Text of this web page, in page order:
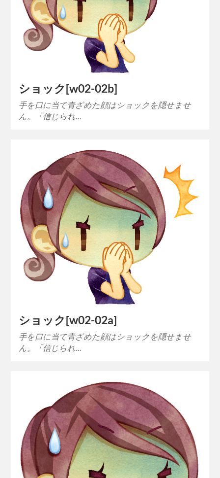
ショック[w02-02b]
手を口に当て青ざめた顔はショックを隠せませ
ん。「信じられ…
ショック[w02-02a]
手を口に当て青ざめた顔はショックを隠せませ
ん。「信じられ…